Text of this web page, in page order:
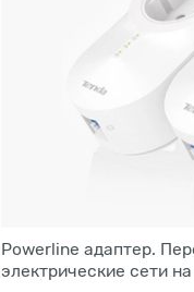
Powerline адаптер.
электрические сети